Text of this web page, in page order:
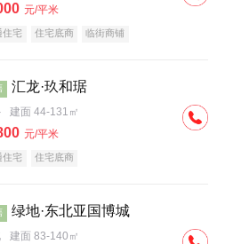
元/平米
住宅 住宅底商 临街商铺
汇龙·玖和琚
建面 44-131㎡
元/平米
住宅 住宅底商
绿地·东北亚国博城
建面 83-140㎡